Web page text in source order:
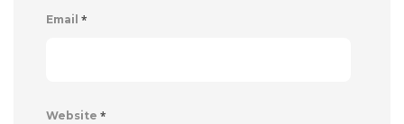
Email *
Website *